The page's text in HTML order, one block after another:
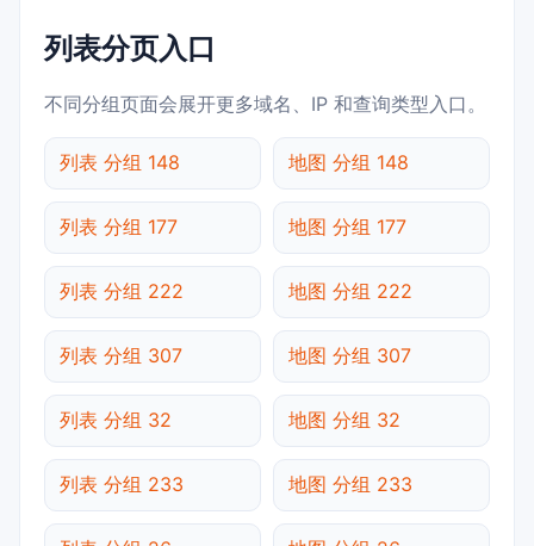
列表分页入口
不同分组页面会展开更多域名、IP 和查询类型入口。
列表 分组 148 地图 分组 148
列表 分组 177 地图 分组 177
列表 分组 222 地图 分组 222
列表 分组 307 地图 分组 307
列表 分组 32 地图 分组 32
列表 分组 233 地图 分组 233